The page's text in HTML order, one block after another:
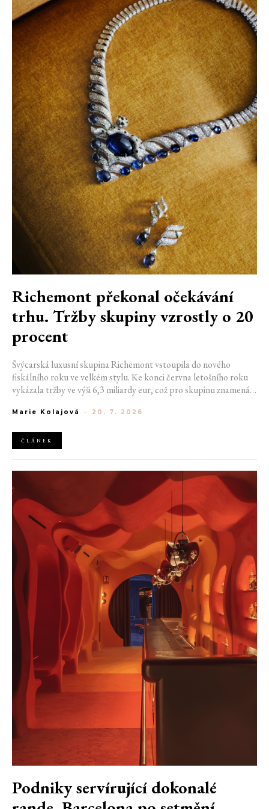
Richemont překonal očekávání
trhu. Tržby skupiny vzrostly o 20
procent
Švýcarská luxusní skupina Richemont vstoupila do nového
fiskálního roku ve velkém stylu. Ke konci června letošního roku
vykázala tržby ve výši 6,3 miliardy eur, což pro skupinu znamená
luxusním zůstává i přes přetrvávající ekonomickou nejistotu
Marie Kolajová - 20. 7. 2026
ČLÁNEK
Podniky servírující dokonalé